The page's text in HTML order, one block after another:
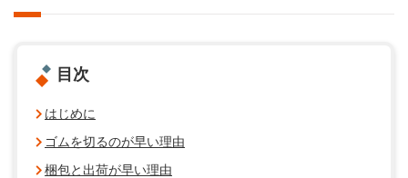
目次
はじめに
ゴムを切るのが早い理由
梱包と出荷が早い理由